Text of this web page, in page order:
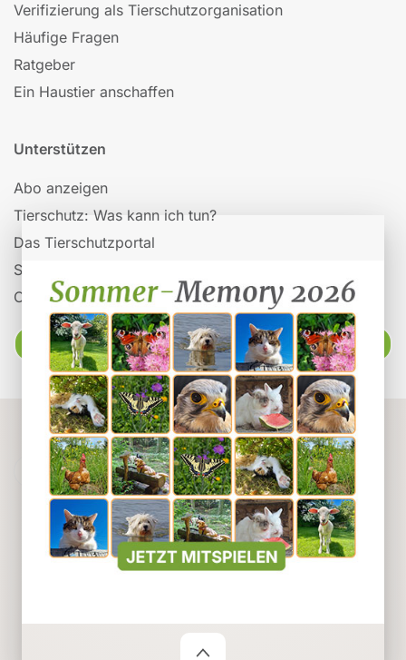
Verifizierung als Tierschutzorganisation
Häufige Fragen
Ratgeber
Ein Haustier anschaffen
Unterstützen
Abo anzeigen
Tierschutz: Was kann ich tun?
Das Tierschutzportal
Spenden
Organisationen auf Tieronline
Ratgeber
Powered byWebuniverse
tieronline.ch übernimmt keine Verantwortung für den
Inhalt der Inserate.